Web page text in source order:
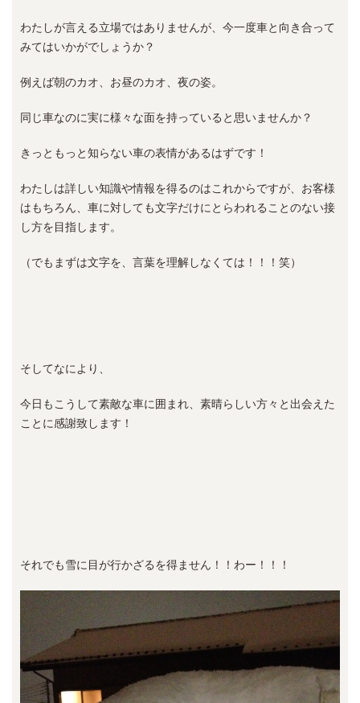
わたしが言える立場ではありませんが、今一度車と向き合って
みてはいかがでしょうか？
例えば朝のカオ、お昼のカオ、夜の姿。
同じ車なのに実に様々な面を持っていると思いませんか？
きっともっと知らない車の表情があるはずです！
わたしは詳しい知識や情報を得るのはこれからですが、お客様
はもちろん、車に対しても文字だけにとらわれることのない接
し方を目指します。
（でもまずは文字を、言葉を理解しなくては！！！笑）
そしてなにより、
今日もこうして素敵な車に囲まれ、素晴らしい方々と出会えた
ことに感謝致します！
それでも雪に目が行かざるを得ません！！わー！！！